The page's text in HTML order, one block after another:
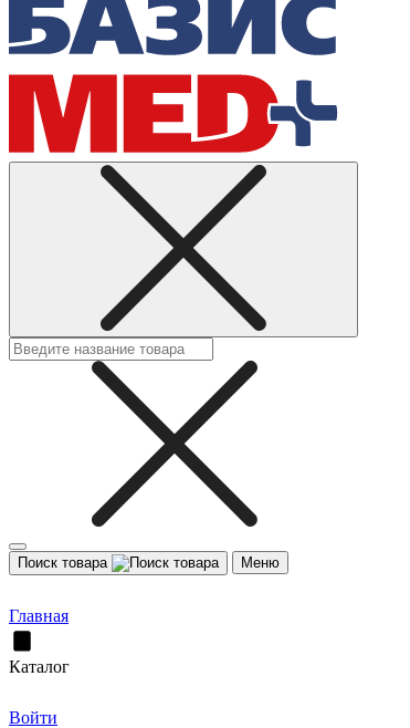
Поиск товара Меню
Главная
Каталог
Войти